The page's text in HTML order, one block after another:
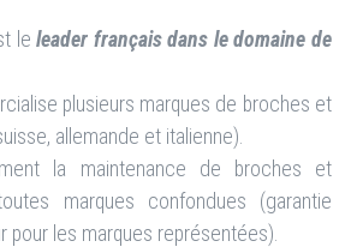
le leader français dans le domaine de
plusieurs marques de broches et
allemande et italienne).
la maintenance de broches et
marques confondues (garantie
pour les marques représentées).